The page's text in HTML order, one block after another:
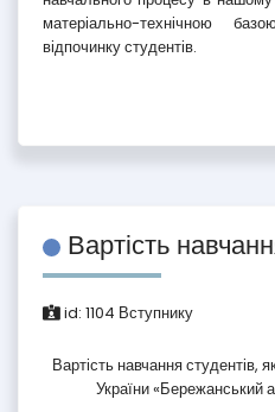
матеріально-технічною
відпочинку студентів.
Вартість
id: 1104 Вступнику
Вартість навчання студентів,
України «Бережанський